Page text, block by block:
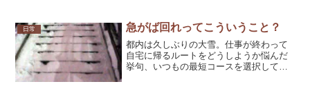
かにバックア...
日常 急がば回れってこういうこと？
都内は久しぶりの大雪。仕事が終わって
自宅に帰るルートをどうしようか悩んだ
挙句、いつもの最短コースを選択してし